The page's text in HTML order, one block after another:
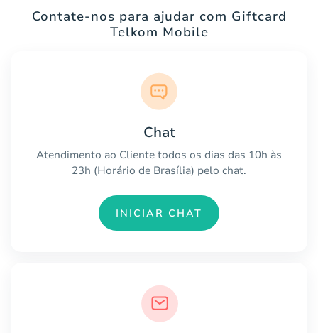
Contate-nos para ajudar com Giftcard
Telkom Mobile
Chat
Atendimento ao Cliente todos os dias das 10h às
23h (Horário de Brasília) pelo chat.
INICIAR CHAT